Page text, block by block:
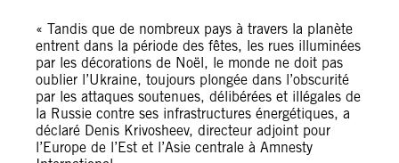
« Tandis que de nombreux pays à travers la planète
entrent dans la période des fêtes, les rues illuminées
par les décorations de Noël, le monde ne doit pas
oublier l’Ukraine, toujours plongée dans l’obscurité
par les attaques soutenues, délibérées et illégales de
la Russie contre ses infrastructures énergétiques, a
déclaré Denis Krivosheev, directeur adjoint pour
l’Europe de l’Est et l’Asie centrale à Amnesty